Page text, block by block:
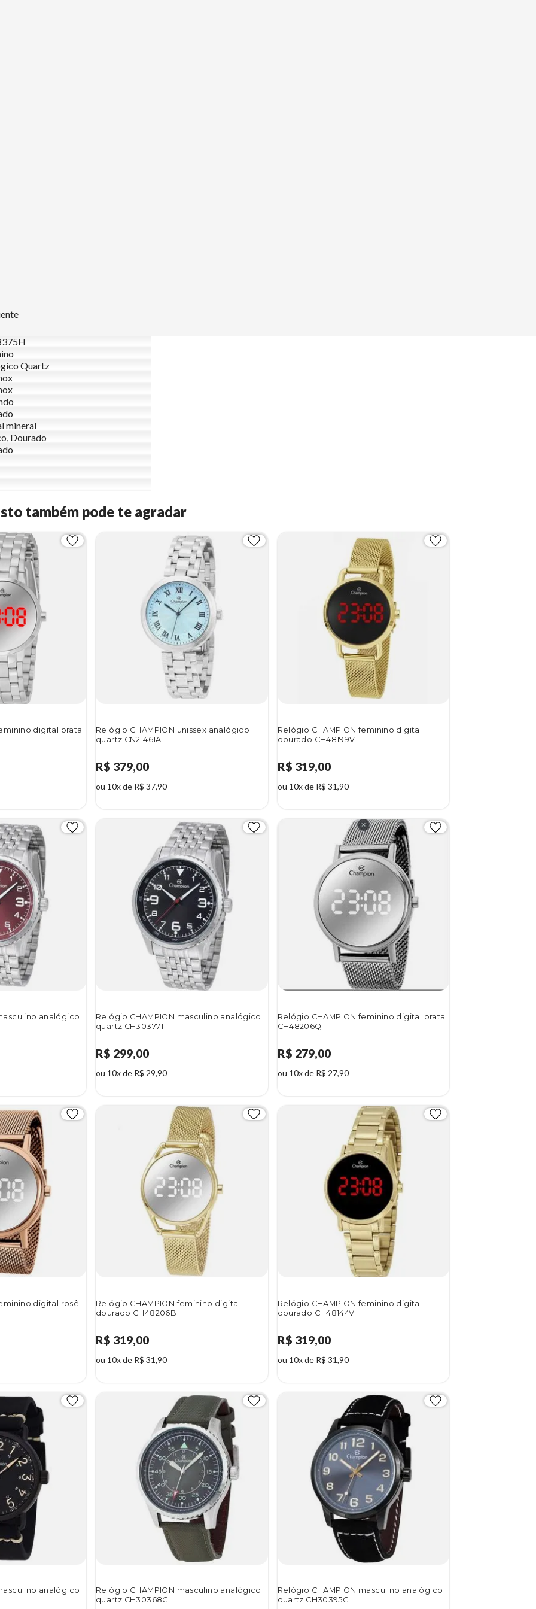
Quartz
mineral
Dourado
também pode te agradar
digital prata
Relógio CHAMPION unissex analógico
quartz CN21461A
R$ 379,00
ou 10x de R$ 37,90
Relógio CHAMPION feminino digital
dourado CH48199V
R$ 319,00
ou 10x de R$ 31,90
analógico
Relógio CHAMPION masculino analógico
quartz CH30377T
R$ 299,00
ou 10x de R$ 29,90
Relógio CHAMPION feminino digital prata
CH48206Q
R$ 279,00
ou 10x de R$ 27,90
digital rosê
Relógio CHAMPION feminino digital
dourado CH48206B
R$ 319,00
ou 10x de R$ 31,90
Relógio CHAMPION feminino digital
dourado CH48144V
R$ 319,00
ou 10x de R$ 31,90
analógico
Relógio CHAMPION masculino analógico
quartz CH30368G
Relógio CHAMPION masculino analógico
quartz CH30395C